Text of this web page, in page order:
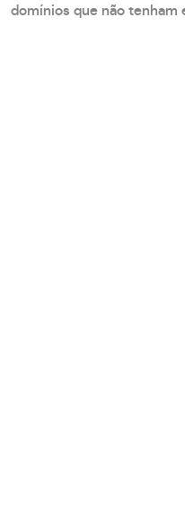
domínios que não tenham